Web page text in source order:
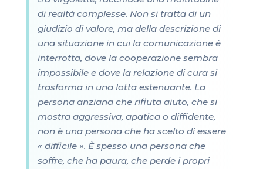
di realtà complesse. Non si tratta di un
giudizio di valore, ma della descrizione di
una situazione in cui la comunicazione è
interrotta, dove la cooperazione sembra
impossibile e dove la relazione di cura si
trasforma in una lotta estenuante. La
persona anziana che rifiuta aiuto, che si
mostra aggressiva, apatica o diffidente,
non è una persona che ha scelto di essere
« difficile ». È spesso una persona che
soffre, che ha paura, che perde i propri